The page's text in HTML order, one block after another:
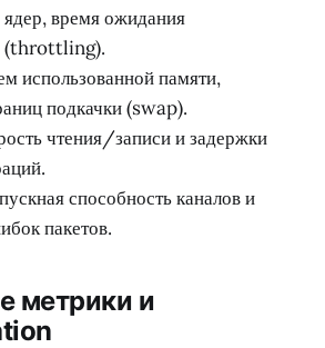
ядер, время ожидания
(throttling).
использованной памяти,
подкачки (swap).
чтения/записи и задержки
способность каналов и
пакетов.
метрики и